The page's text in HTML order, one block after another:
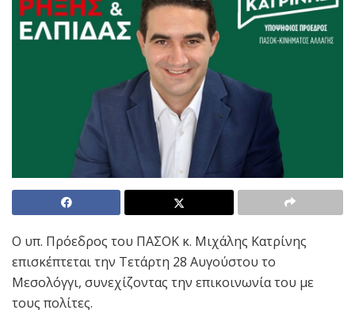
Ο υπ. Πρόεδρος του ΠΑΣΟΚ κ. Μιχάλης Κατρίνης
επισκέπτεται την Τετάρτη 28 Αυγούστου το
Μεσολόγγι, συνεχίζοντας την επικοινωνία του με
τους πολίτες.